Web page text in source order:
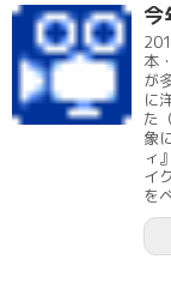
今
本
が
に
た
象
ィ
イ
を